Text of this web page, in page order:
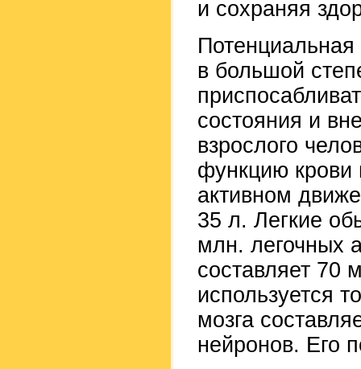
и сохраняя
Потенциальная
в большой
состояния и
взрослого
функцию крови
активном
35 л. Легкие
млн. легочных
составляет 70
используется
мозга
нейронов. Его